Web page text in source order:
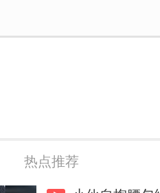
热点推荐